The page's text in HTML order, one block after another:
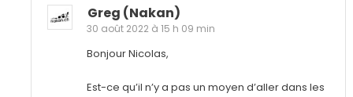
Greg (nakan)
30 août 2022 à 15 h 09 min
Bonjour Nicolas,
Est-ce qu’il n’y a pas un moyen d’aller dans les